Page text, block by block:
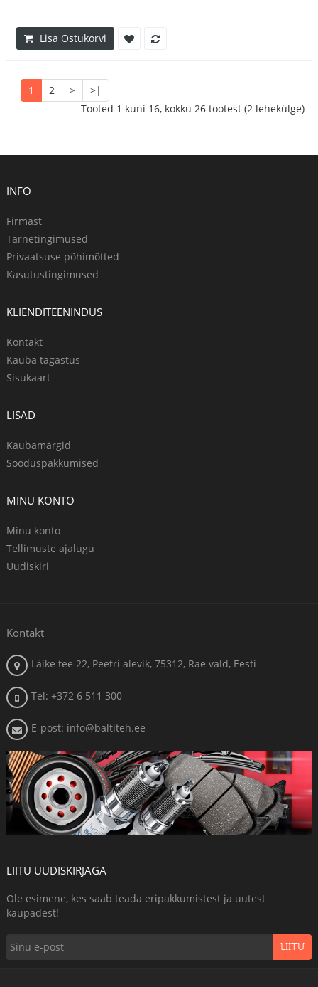
Lisa Ostukorvi
1 2 >
>|
Tooted 1 kuni 16, kokku 26 tootest (2 lehekülge)
INFO
Firmast
Tarnetingimused
Privaatsuse põhimõtted
Kasutustingimused
KLIENDITEENINDUS
Kontakt
Kauba tagastus
Sisukaart
LISAD
Kaubamärgid
Sooduspakkumised
MINU KONTO
Minu konto
Tellimuste ajalugu
Uudiskiri
Kontakt
Läike tee 22, Peetri alevik, 75312, Rae vald, Eesti
Tel: +372 6 511 300
E-post: info@baltiteh.ee
LIITU UUDISKIRJAGA
Ole esimene, kes saab teada eripakkumistest ja uutest
kaupadest!
LIITU